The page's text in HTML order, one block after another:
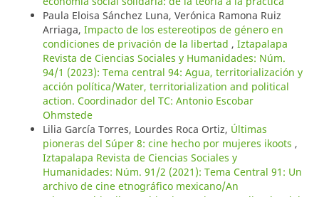
Paula Eloisa Sánchez Luna, Verónica Ramona Ruiz
Arriaga, Impacto de los estereotipos de género en
condiciones de privación de la libertad , Iztapalapa
Revista de Ciencias Sociales y Humanidades: Núm.
94/1 (2023): Tema central 94: Agua, territorialización y
acción política/Water, territorialization and political
action. Coordinador del TC: Antonio Escobar
Ohmstede
Lilia García Torres, Lourdes Roca Ortiz, Últimas
pioneras del Súper 8: cine hecho por mujeres ikoots ,
Iztapalapa Revista de Ciencias Sociales y
Humanidades: Núm. 91/2 (2021): Tema Central 91: Un
archivo de cine etnográfico mexicano/An